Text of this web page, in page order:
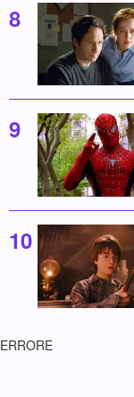
ERRORE